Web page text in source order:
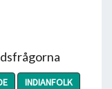
INDIANFOLK